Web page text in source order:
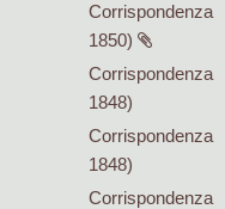
Corrispondenza
1850)
Corrispondenza
1848)
Corrispondenza
1848)
Corrispondenza